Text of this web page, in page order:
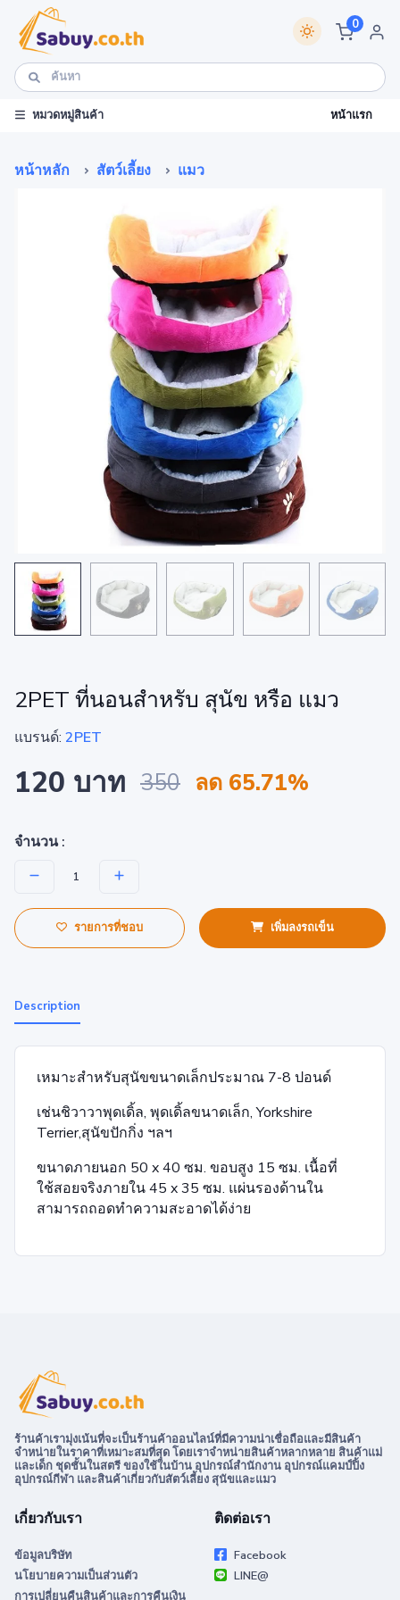
0
หมวดหมู่สินค้า หน้าแรก
หน้าหลัก สัตว์เลี้ยง แมว
2PET ที่นอนสำหรับ สุนัข หรือ แมว
แบรนด์: 2PET
120 บาท 350 ลด 65.71%
จำนวน :
รายการที่ชอบ เพิ่มลงรถเข็น
Description
เหมาะสำหรับสุนัขขนาดเล็กประมาณ 7-8 ปอนด์
เช่นชิวาวาพุดเดิ้ล, พุดเดิ้ลขนาดเล็ก, Yorkshire
Terrier,สุนัขปักกิ่ง ฯลฯ
ขนาดภายนอก 50 x 40 ซม. ขอบสูง 15 ซม. เนื้อที่
ใช้สอยจริงภายใน 45 x 35 ซม. แผ่นรองด้านใน
สามารถถอดทำความสะอาดได้ง่าย
ร้านค้าเรามุ่งเน้นที่จะเป็นร้านค้าออนไลน์ที่มีความน่าเชื่อถือและมีสินค้า
จำหน่ายในราคาที่เหมาะสมที่สุด โดยเราจำหน่ายสินค้าหลากหลาย สินค้าแม่
และเด็ก ชุดชั้นในสตรี ของใช้ในบ้าน อุปกรณ์สำนักงาน อุปกรณ์แคมป์ปิ้ง
อุปกรณ์กีฬา และสินค้าเกี่ยวกับสัตว์เลี้ยง สุนัขและแมว
เกี่ยวกับเรา
ข้อมูลบริษัท
นโยบายความเป็นส่วนตัว
การเปลี่ยนคืนสินค้าและการคืนเงิน
ติดต่อเรา
Facebook
LINE@